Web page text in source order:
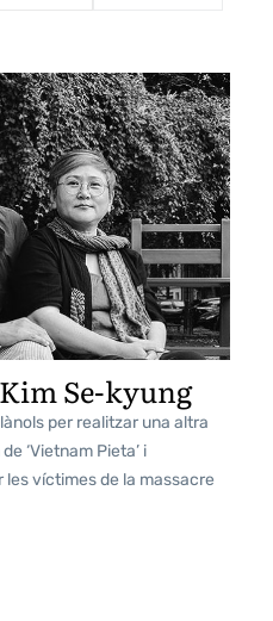
Se-kyung
per realitzar una altra
‘Vietnam Pieta’ i
víctimes de la massacre